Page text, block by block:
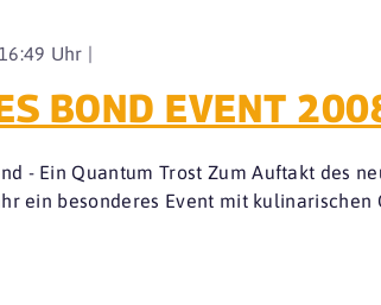
Uhr |
BOND EVENT
- Ein Quantum Trost Zum Auftakt des
ein besonderes Event mit kulinarischen